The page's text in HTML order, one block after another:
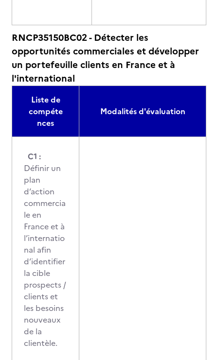
RNCP35150BC02 - Détecter les
opportunités commerciales et développer
un portefeuille clients en France et à
l'international
Liste de
compéte
nces
Modalités d'évaluation
C1 :
Définir un
plan
d’action
commercia
le en
France et à
l’internatio
nal afin
d’identifier
la cible
prospects /
clients et
les besoins
nouveaux
de la
clientèle.